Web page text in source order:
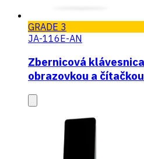
GRADE 3
JA-116E-AN
Zbernicová
obrazovkou a